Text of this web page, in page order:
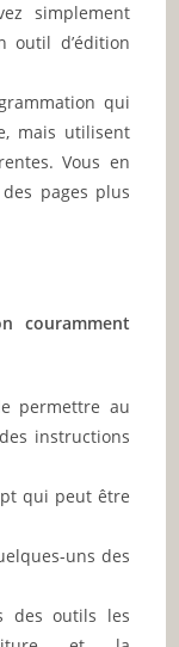
simplement
d’édition
qui
mais utilisent
Vous en
pages plus
couramment
permettre au
instructions
qui peut être
uns des
des outils les